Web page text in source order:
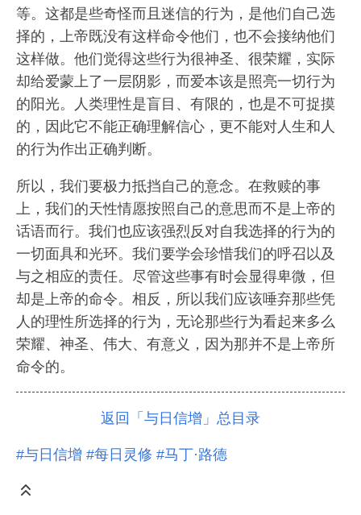
等。这都是些奇怪而且迷信的行为，是他们自己选
择的，上帝既没有这样命令他们，也不会接纳他们
这样做。他们觉得这些行为很神圣、很荣耀，实际
却给爱蒙上了一层阴影，而爱本该是照亮一切行为
的阳光。人类理性是盲目、有限的，也是不可捉摸
的，因此它不能正确理解信心，更不能对人生和人
的行为作出正确判断。
所以，我们要极力抵挡自己的意念。在救赎的事
上，我们的天性情愿按照自己的意思而不是上帝的
话语而行。我们也应该强烈反对自我选择的行为的
一切面具和光环。我们要学会珍惜我们的呼召以及
与之相应的责任。尽管这些事有时会显得卑微，但
却是上帝的命令。相反，所以我们应该唾弃那些凭
人的理性所选择的行为，无论那些行为看起来多么
荣耀、神圣、伟大、有意义，因为那并不是上帝所
命令的。
返回「与日信增」总目录
#与日信增 #每日灵修 #马丁·路德